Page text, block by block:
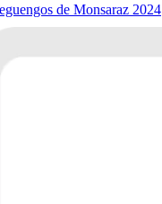
de Monsaraz 2024